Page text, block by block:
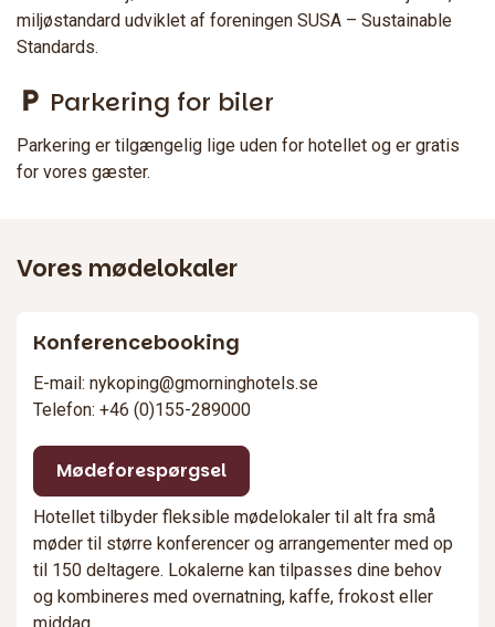
miljøstandard udviklet af foreningen SUSA – Sustainable
Standards.
Parkering for biler
Parkering er tilgængelig lige uden for hotellet og er gratis
for vores gæster.
Vores mødelokaler
Konferencebooking
E-mail: nykoping@gmorninghotels.se
Telefon: +46 (0)155-289000
Mødeforespørgsel
Hotellet tilbyder fleksible mødelokaler til alt fra små
møder til større konferencer og arrangementer med op
til 150 deltagere. Lokalerne kan tilpasses dine behov
og kombineres med overnatning, kaffe, frokost eller